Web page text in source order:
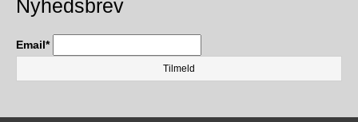
Nyhedsbrev
Email*